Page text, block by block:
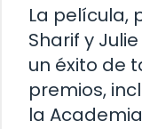
La película,
Sharif y
un éxito de
premios,
la